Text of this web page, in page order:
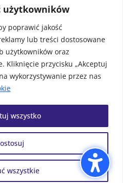
użytkowników
poprawić jakość
lub treści dostosowane
użytkowników oraz
Kliknięcie przycisku „Akceptuj
wykorzystywanie przez nas
wszystkie
wszystko
Projek i realizacja MAWU.PL